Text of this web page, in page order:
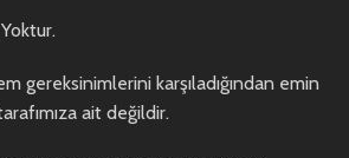
gereksinimlerini karşıladığından emin
ait değildir.